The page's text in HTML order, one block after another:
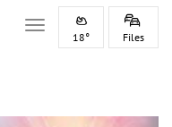
Toggle navigation
18° Files